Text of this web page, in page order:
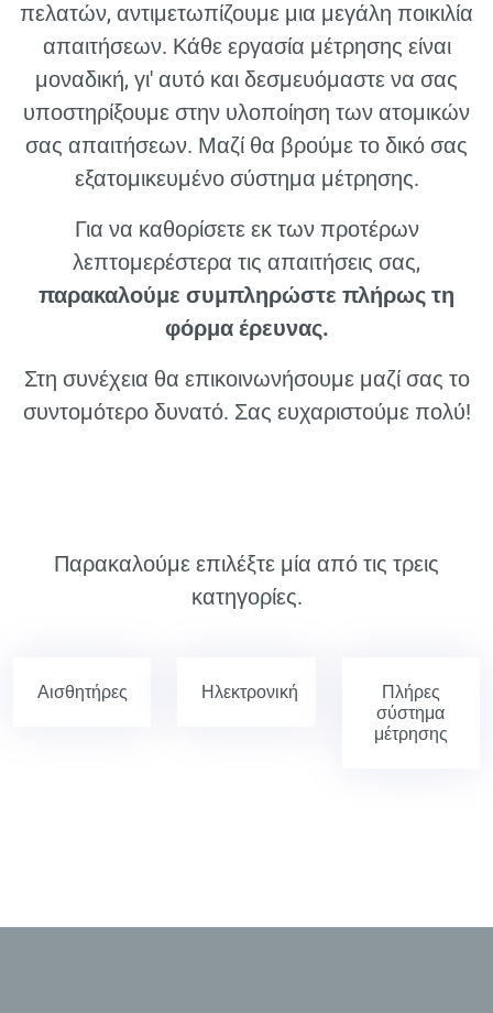
πελατών, αντιμετωπίζουμε μια μεγάλη ποικιλία
απαιτήσεων. Κάθε εργασία μέτρησης είναι
μοναδική, γι' αυτό και δεσμευόμαστε να σας
υποστηρίξουμε στην υλοποίηση των ατομικών
σας απαιτήσεων. Μαζί θα βρούμε το δικό σας
εξατομικευμένο σύστημα μέτρησης.
Για να καθορίσετε εκ των προτέρων
λεπτομερέστερα τις απαιτήσεις σας,
παρακαλούμε συμπληρώστε πλήρως τη
φόρμα έρευνας.
Στη συνέχεια θα επικοινωνήσουμε μαζί σας το
συντομότερο δυνατό. Σας ευχαριστούμε πολύ!
Παρακαλούμε επιλέξτε μία από τις τρεις
κατηγορίες.
Αισθητήρες Ηλεκτρονική
Πλήρες
σύστημα
μέτρησης